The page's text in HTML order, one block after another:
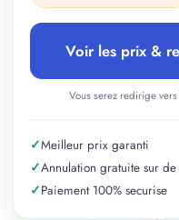
Voir les prix &
Vous serez redirige
✓Meilleur prix garanti
✓Annulation gratuite sur
✓Paiement 100% securise